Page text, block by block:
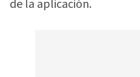
de la aplicación.